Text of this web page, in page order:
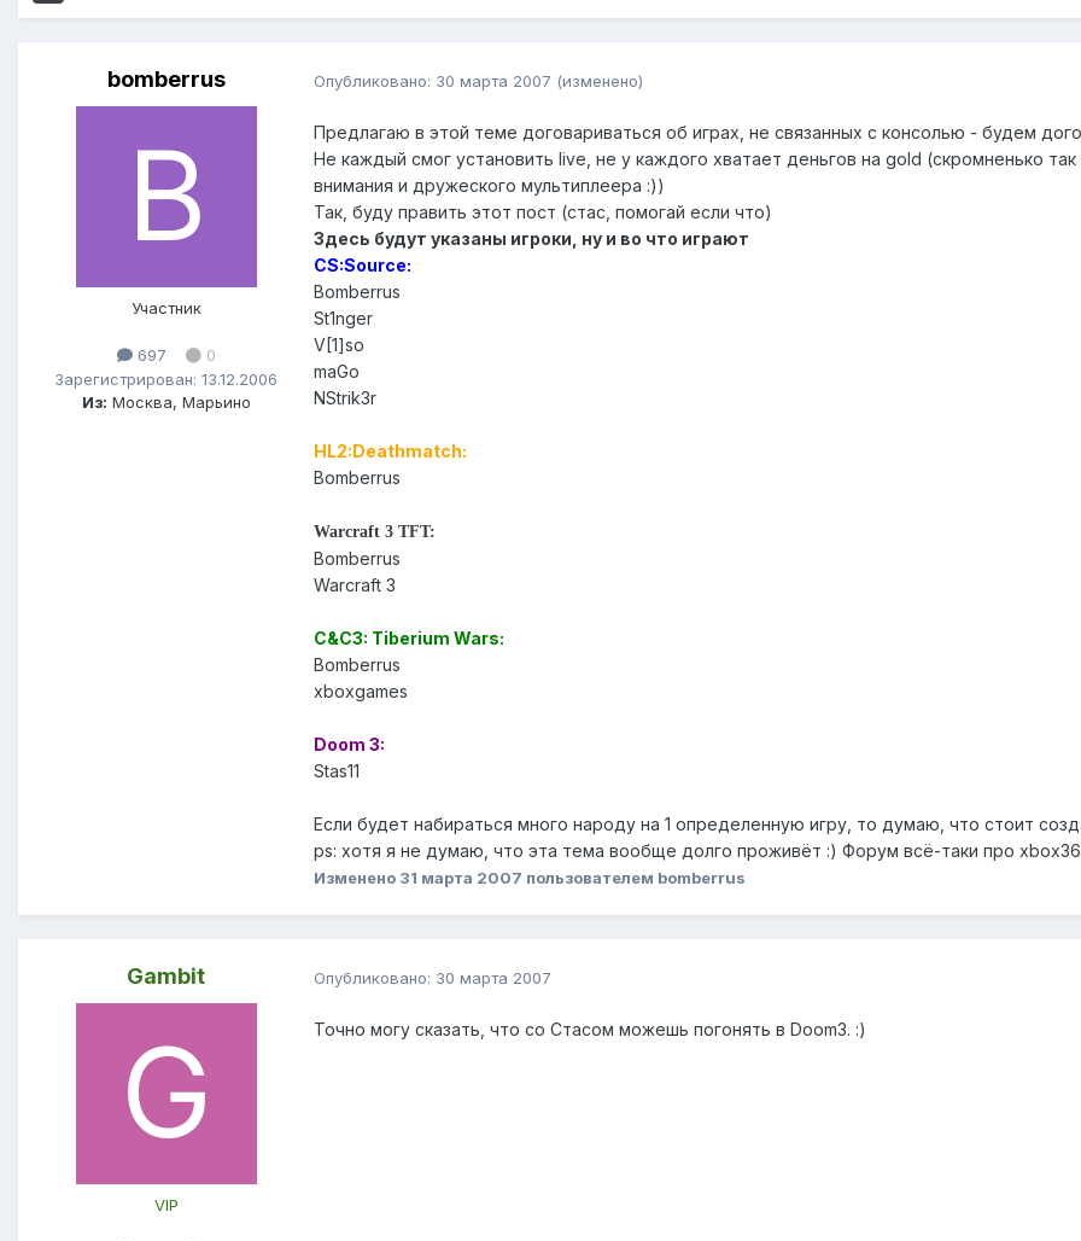
bomberrus
Участник
697
0
Зарегистрирован: 13.12.2006
Из: Москва, Марьино
Опубликовано: 30 марта 2007 (изменено)
Предлагаю в этой теме договариваться об играх, не связанных с консолью - будем
Не каждый смог установить live, не у каждого хватает деньгов на gold (скромненько
внимания и дружеского мультиплеера :))
Так, буду править этот пост (стас, помогай если что)
Здесь будут указаны игроки, ну и во что играют
CS:Source:
Bomberrus
St1nger
V[1]so
maGo
NStrik3r
HL2:Deathmatch:
Bomberrus
Warcraft 3 TFT:
Bomberrus
Warcraft 3
C&C3: Tiberium Wars:
Bomberrus
xboxgames
Doom 3:
Stas11
Если будет набираться много народу на 1 определенную игру, то думаю, что стоит
ps: хотя я не думаю, что эта тема вообще долго проживёт :) Форум всё-таки про
Изменено 31 марта 2007 пользователем bomberrus
Gambit
VIP
Опубликовано: 30 марта 2007
Точно могу сказать, что со Стасом можешь погонять в Doom3. :)